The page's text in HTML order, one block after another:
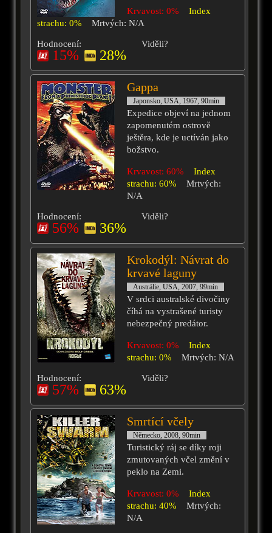
Krvavost: 0%
Index
strachu: 0%
Mrtvých: N/A
Hodnocení:
15% 28%
Viděli?
Gappa
Japonsko, USA, 1967, 90min
Expedice objeví na jednom
zapomenutém ostrově
ještěra, kde je uctíván jako
božstvo.
Krvavost: 60%
Index
strachu: 60%
Mrtvých:
N/A
Hodnocení:
56% 36%
Viděli?
Krokodýl: Návrat do
krvavé laguny
Austrálie, USA, 2007, 99min
V srdci australské divočiny
číhá na vystrašené turisty
nebezpečný predátor.
Krvavost: 0%
Index
strachu: 0%
Mrtvých: N/A
Hodnocení:
57% 63%
Viděli?
Smrtící včely
Německo, 2008, 90min
Turistický ráj se díky roji
zmutovaných včel změní v
peklo na Zemi.
Krvavost: 0%
Index
strachu: 40%
Mrtvých:
N/A